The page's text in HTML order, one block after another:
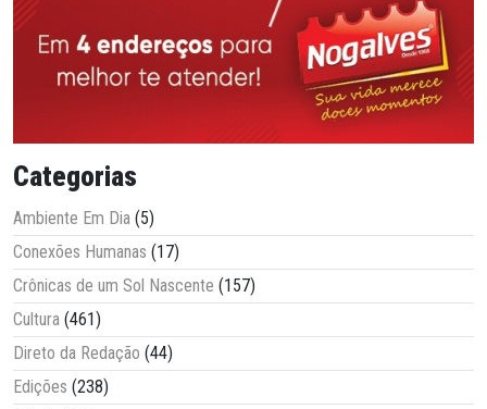
Categorias
Ambiente Em Dia (5)
Conexões Humanas (17)
Crônicas de um Sol Nascente (157)
Cultura (461)
Direto da Redação (44)
Edições (238)